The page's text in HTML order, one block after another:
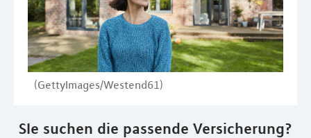
(GettyImages/Westend61)
SIe suchen die passende Versicherung?